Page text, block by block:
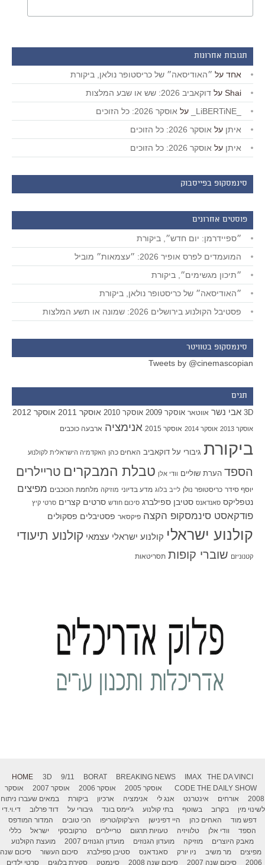
תגובות אחרונות
אחד על ״האודיסאה״ של כריסטופר נולאן, ביקורת
Shai על דוקאביב 2026: שש או שבע המלצות
על אוסקר 2026: כל הזוכים
איתן על אוסקר 2026: כל הזוכים
איתן על אוסקר 2026: כל הזוכים
סינמסקופ בפייסבוק
פוסטים אחרונים
״ספיידרמן: יום חדש״, ביקורת
המועמדים לפרס אופיר 2026: ״עצמאות״ מוביל
״תיכון מגשימים״, ביקורת
״האודיסאה״ של כריסטופר נולאן, ביקורת
פסטיבל הקולנוע בירושלים 2026: שמונה או תשע המלצות
סינמסקופ בטוויטר
Tweets by @cinemascopian
תגים
3D אבי נשר אווטאר אוסקר 2009 אוסקר 2010 אוסקר 2011 אוסקר 2012
אוסקר 2013 אוסקר 2014 אוסקר 2015 אנימציה ארבעה כוכבים
ביקורת גיבורי על דוקאביב האחים כהן האקדמיה הישראלית לקולנוע
הספד הערת שוליים וודי אלן טבלת המבקרים טריילרים
יוסף סידר כריסטופר נולן לייב בלוג מדע בדיוני מוזיקה מלחמת הכוכבים מפיצים
נטפליקס סאנדאנס סטיבן ספילברג סיכום חודש סרטים קצרים סרטי קיץ
פודקאסט סינמסקופ הקצה פיקסאר פסטיבלים פסקולים
קולנוע ישראלי קולנוע ישראלי עצמאי קולנוע תיעודי
קטנוניזם שוברי קופות תסריטאות
HOME 3D 9/11 BORAT BREAKING NEWS IMAX
THE DA VINCI
CODE THE DAILY SHOW אוסקר 2005 אוסקר 2006 אוסקר 2007
אוסקר
2008
אורחים אינטרנט אנג לי אנימציה ארכיון ביקורת
במאים שעברו ניתוח
לשינוי מין
בקרוב בשוטף בתי קולנוע ג'יימס בונד גיבורי על דוד פרלוב
די.וי.די
דפש מוד
האחים כהן היי דפינישן היצ'קוק/טריפו הכי טובים
המדור המודפס
הספד
וודי אלן טלוויזיה טעויות תרגום טריילרים טרקובסקי ישראל
כללי
מאבק היוצרים
מוזיקה מועדון הגנוזים מועדון הגנוזים 2007
מועצת הקולנוע
מפיצים
מר משיב ניו יורק סאנדאנס סטיבן ספילברג סיכום העשור
סיכום שנה
2006
סיכום שנה 2007 סיכום שנה 2008 סינמטק סקירת בלוגים סרטי ילדים